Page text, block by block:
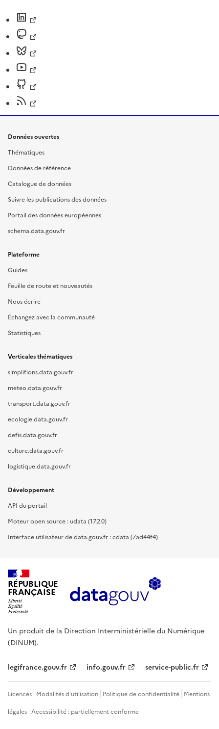
Données ouvertes
Thématiques
Données de référence
Catalogue de données
Suivre les publications des données
Portail des données européennes
schema.data.gouv.fr
Plateforme
Guides
Feuille de route et nouveautés
Nous écrire
Échangez avec la communauté
Statistiques
Verticales thématiques
simplifions.data.gouv.fr
meteo.data.gouv.fr
transport.data.gouv.fr
ecologie.data.gouv.fr
defis.data.gouv.fr
culture.data.gouv.fr
logistique.data.gouv.fr
Développement
API du portail
Moteur open source : udata (17.2.0)
Interface utilisateur de data.gouv.fr : cdata (7ad44f4)
RÉPUBLIQUE
FRANÇAISE
Un produit de la Direction Interministérielle du Numérique
(DINUM).
legifrance.gouv.fr info.gouv.fr service-public.fr
Licences Modalités d'utilisation Politique de confidentialité Mentions
légales Accessibilité : partiellement conforme